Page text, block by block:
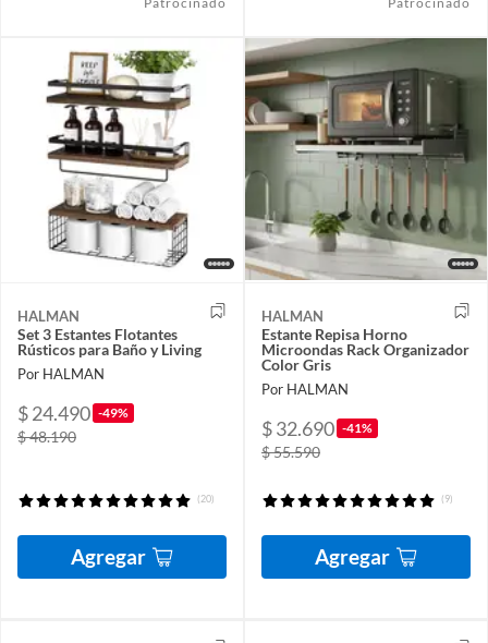
HALMAN
Set 3 Estantes Flotantes
Rústicos para Baño y Living
Por HALMAN
$ 24.490 -49%
$ 48.190
(20)
Agregar
HALMAN
Estante Repisa Horno
Microondas Rack Organizador
Color Gris
Por HALMAN
$ 32.690 -41%
$ 55.590
(9)
Agregar